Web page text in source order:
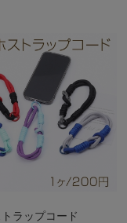
ラップコード